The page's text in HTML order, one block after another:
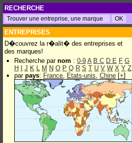
RECHERCHE
ENTREPRISES
D�couvrez la r�alit� des entreprises et
des marques!
Recherche par nom : 0-9 A B C D E F G
H
J K L M N O P Q R S T U V W X Y Z
par pays: France, Etats-unis, Chine [+]